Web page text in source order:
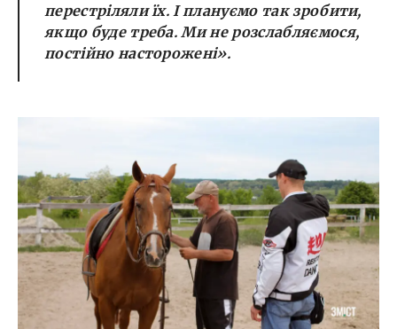
перестріляли їх. І плануємо так зробити,
якщо буде треба. Ми не розслабляємося,
постійно насторожені».